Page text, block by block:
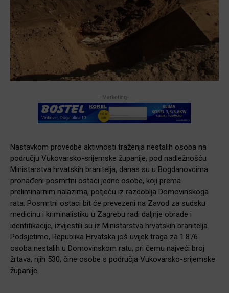
-Marketing-
Nastavkom provedbe aktivnosti traženja nestalih osoba na
području Vukovarsko-srijemske županije, pod nadležnošću
Ministarstva hrvatskih branitelja, danas su u Bogdanovcima
pronađeni posmrtni ostaci jedne osobe, koji prema
preliminarnim nalazima, potječu iz razdoblja Domovinskoga
rata. Posmrtni ostaci bit će prevezeni na Zavod za sudsku
medicinu i kriminalistiku u Zagrebu radi daljnje obrade i
identifikacije, izvijestili su iz Ministarstva hrvatskih branitelja.
Podsjetimo, Republika Hrvatska još uvijek traga za 1.876
osoba nestalih u Domovinskom ratu, pri čemu najveći broj
žrtava, njih 530, čine osobe s područja Vukovarsko-srijemske
županije.